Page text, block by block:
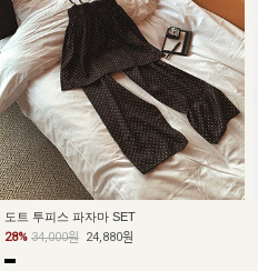
도트 투피스 파자마 SET
28% 34,000원 24,880원